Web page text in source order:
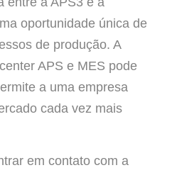
oportunidade única de
de produção. A
APS e MES pode
a uma empresa
cada vez mais
em contato com a